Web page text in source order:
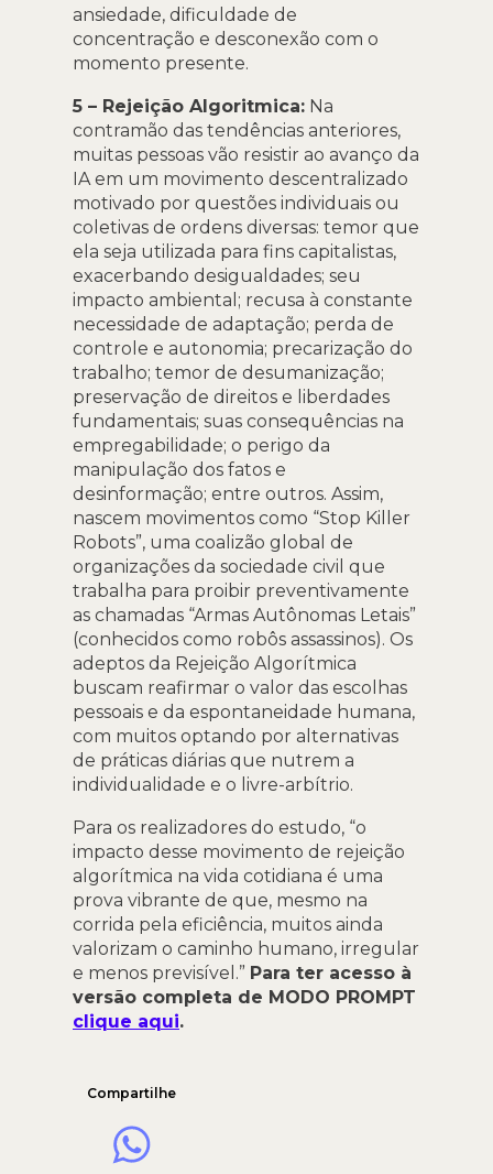
ansiedade, dificuldade de
concentração e desconexão com o
momento presente.
5 – Rejeição Algoritmica: Na
contramão das tendências anteriores,
muitas pessoas vão resistir ao avanço da
IA em um movimento descentralizado
motivado por questões individuais ou
coletivas de ordens diversas: temor que
ela seja utilizada para fins capitalistas,
exacerbando desigualdades; seu
impacto ambiental; recusa à constante
necessidade de adaptação; perda de
controle e autonomia; precarização do
trabalho; temor de desumanização;
preservação de direitos e liberdades
fundamentais; suas consequências na
empregabilidade; o perigo da
manipulação dos fatos e
desinformação; entre outros. Assim,
nascem movimentos como “Stop Killer
Robots”, uma coalizão global de
organizações da sociedade civil que
trabalha para proibir preventivamente
as chamadas “Armas Autônomas Letais”
(conhecidos como robôs assassinos). Os
adeptos da Rejeição Algorítmica
buscam reafirmar o valor das escolhas
pessoais e da espontaneidade humana,
com muitos optando por alternativas
de práticas diárias que nutrem a
individualidade e o livre-arbítrio.
Para os realizadores do estudo, “o
impacto desse movimento de rejeição
algorítmica na vida cotidiana é uma
prova vibrante de que, mesmo na
corrida pela eficiência, muitos ainda
valorizam o caminho humano, irregular
e menos previsível.” Para ter acesso à
versão completa de MODO PROMPT
clique aqui.
Compartilhe